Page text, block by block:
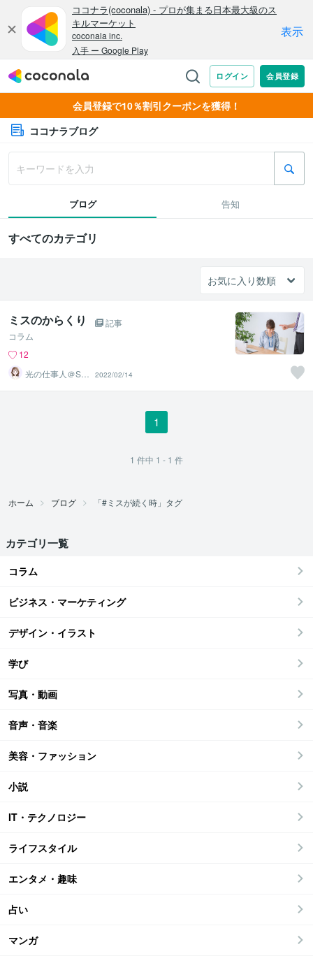
会員登録で10％割引クーポンを獲得！
ココナラブログ
ブログ 告知
すべてのカテゴリ
ミスのからくり
記事
コラム
12
光の仕事人＠SA
CHIKO
2022/02/14
1
1 件中 1 - 1 件
ホーム ブログ 「#ミスが続く時」タグ
カテゴリ一覧
コラム
ビジネス・マーケティング
デザイン・イラスト
学び
写真・動画
音声・音楽
美容・ファッション
小説
IT・テクノロジー
ライフスタイル
エンタメ・趣味
占い
マンガ